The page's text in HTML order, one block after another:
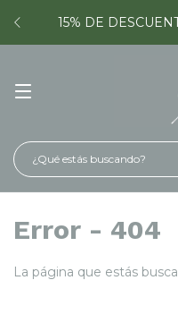
15% DE
Error - 404
La página que estás